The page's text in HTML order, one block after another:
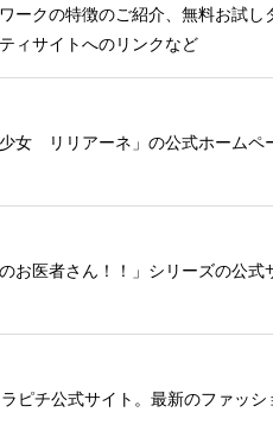
ークの特徴のご紹介、無料お試
ィサイトへのリンクなど
女 リリアーネ」の公式ホームペ
お医者さん！！」シリーズの公
ピチ公式サイト。最新のファッ